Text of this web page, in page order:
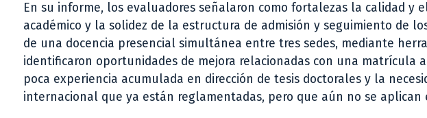
En su informe, los evaluadores señalaron como fortalezas la calidad y
académico y la solidez de la estructura de admisión y seguimiento de
de una docencia presencial simultánea entre tres sedes, mediante
identificaron oportunidades de mejora relacionadas con una matrícula
poca experiencia acumulada en dirección de tesis doctorales y la
internacional que ya están reglamentadas, pero que aún no se aplican